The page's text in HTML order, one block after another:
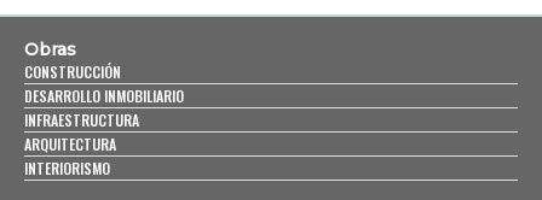
Obras
CONSTRUCCIÓN
DESARROLLO INMOBILIARIO
INFRAESTRUCTURA
ARQUITECTURA
INTERIORISMO